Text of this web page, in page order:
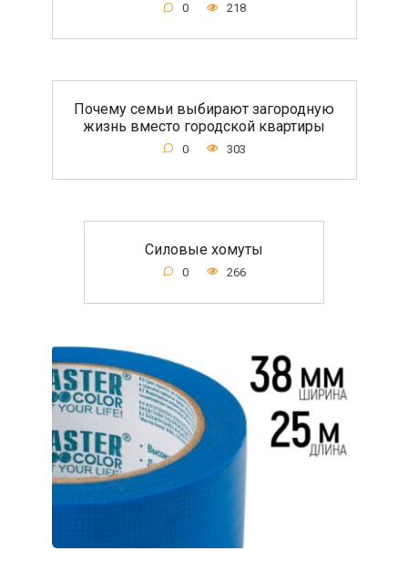
0 218
Почему семьи выбирают загородную
жизнь вместо городской квартиры
0 303
Силовые хомуты
0 266